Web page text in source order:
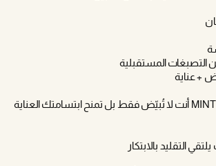
التصبغات المستقبلية
+ عناية
مع قلم التبييض من MINT أنت لا تُبيّض فقط بل تمنح ابتسامتك العناية
التقليد بالابتكار